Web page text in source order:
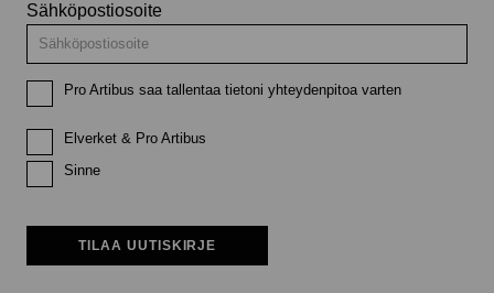
Sähköpostiosoite
Pro Artibus saa tallentaa tietoni yhteydenpitoa varten
Elverket & Pro Artibus
Sinne
TILAA UUTISKIRJE